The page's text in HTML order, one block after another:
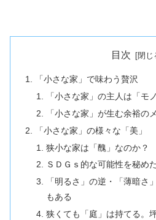
目次
「小さな家」で味わう贅沢
「小さな家」の主人は「モ
「小さな家」が生む余裕の
「小さな家」の様々な「美」
狭小な家は「醜」なのか？
ＳＤＧｓ的な可能性を秘め
「明るさ」の逆・「薄暗さ
もある
狭くても「庭」は持てる。